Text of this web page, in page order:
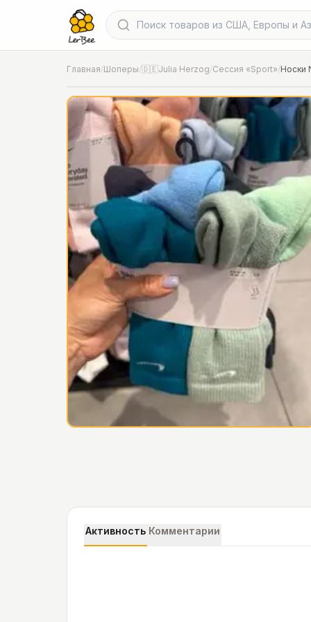
Главная/Шоперы/🇩🇪Julia Herzog/Сессия «Sport»/Носки
📍Фото от шопера ·Hannover
Активность Комментарии